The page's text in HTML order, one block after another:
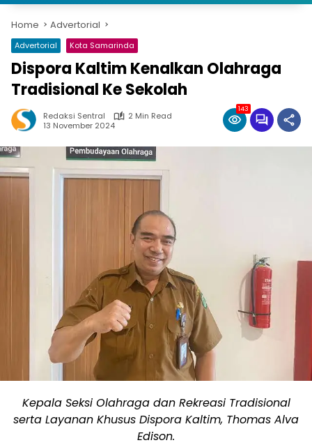
Home Advertorial
Advertorial Kota Samarinda
Dispora Kaltim Kenalkan Olahraga
Tradisional Ke Sekolah
Redaksi Sentral
2 Min Read
13 November 2024
143
Kepala Seksi Olahraga dan Rekreasi Tradisional
serta Layanan Khusus Dispora Kaltim, Thomas Alva
Edison.